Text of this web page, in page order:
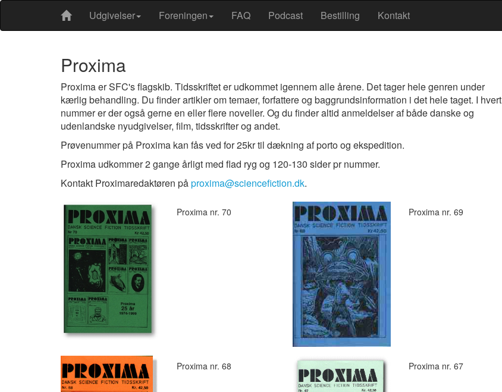
Udgivelser Foreningen FAQ Podcast Bestilling Kontakt
Proxima
Proxima er SFC's flagskib. Tidsskriftet er udkommet igennem alle årene. Det tager hele genren under
kærlig behandling. Du finder artikler om temaer, forfattere og baggrundsinformation i det hele taget. I hvert
nummer er der også gerne en eller flere noveller. Og du finder altid anmeldelser af både danske og
udenlandske nyudgivelser, film, tidsskrifter og andet.
Prøvenummer på Proxima kan fås ved for 25kr til dækning af porto og ekspedition.
Proxima udkommer 2 gange årligt med flad ryg og 120-130 sider pr nummer.
Kontakt Proximaredaktøren påproxima@sciencefiction.dk.
Proxima nr. 70 Proxima nr. 69
Proxima nr. 68 Proxima nr. 67